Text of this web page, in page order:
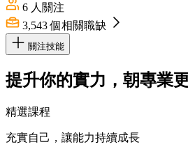
6 人關注
3,543 個相關職缺
關注技能
提升你的實力，朝專業
精選課程
充實自己，讓能力持續成長